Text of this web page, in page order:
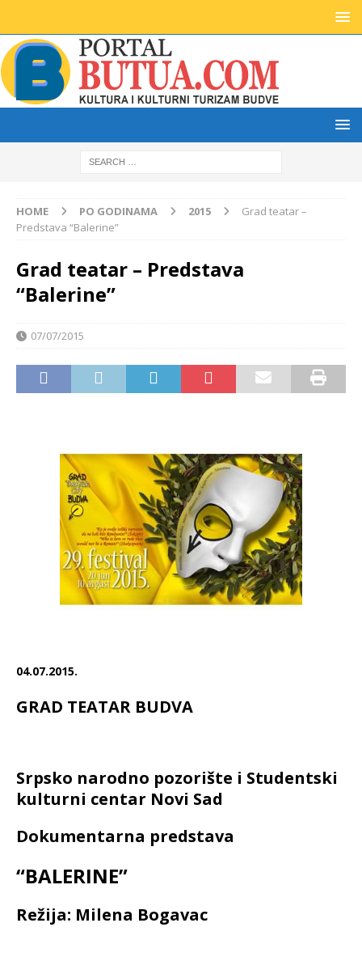
HOME PO GODINAMA 2015
Grad teatar –
Predstava “Balerine”
Grad teatar – Predstava
“Balerine”
07/07/2015
04.07.2015.
GRAD TEATAR BUDVA
Srpsko narodno pozorište i Studentski
kulturni centar Novi Sad
Dokumentarna predstava
“BALERINE”
Režija: Milena Bogavac